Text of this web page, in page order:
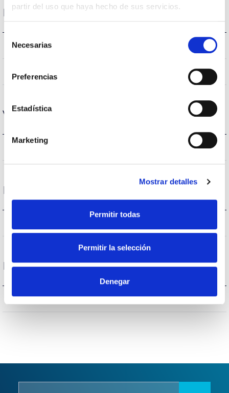
partir del uso que haya hecho de sus servicios.
Selección
Necesarias
Preferencias
Estadística
Marketing
Mostrar detalles
Permitir todas
Permitir la selección
Denegar
Performance
Flux (lm) -lm
Performance -%
Vie
–
Protections
Données générales
CEE Classificationo énergétique –